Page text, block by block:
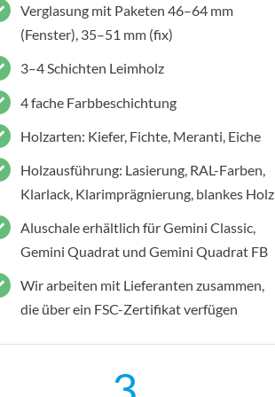
Verglasung mit Paketen 46–64 mm
(Fenster), 35–51 mm (fix)
3–4 Schichten Leimholz
4 fache Farbbeschichtung
Holzarten: Kiefer, Fichte, Meranti, Eiche
Holzausführung: Lasierung, RAL-Farben,
Klarlack, Klarimprägnierung, blankes Holz
Aluschale erhältlich für Gemini Classic,
Gemini Quadrat und Gemini Quadrat FB
Wir arbeiten mit Lieferanten zusammen,
die über ein FSC-Zertifikat verfügen